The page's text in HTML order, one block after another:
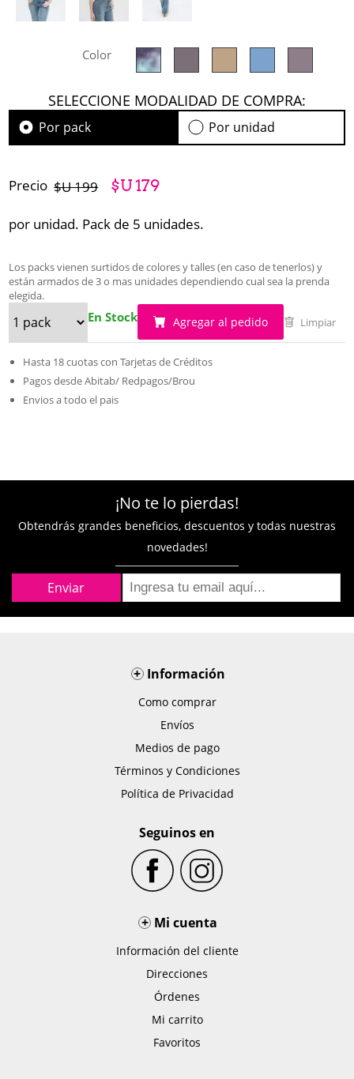
Color
SELECCIONE MODALIDAD DE COMPRA:
Por pack Por unidad
Precio $U 199 $U 179
por unidad. Pack de 5 unidades.
Los packs vienen surtidos de colores y talles (en caso de tenerlos) y
están armados de 3 o mas unidades dependiendo cual sea la prenda
elegida.
En Stock Agregar al pedido Limpiar
Hasta 18 cuotas con Tarjetas de Créditos
Pagos desde Abitab/ Redpagos/Brou
Envios a todo el pais
¡No te lo pierdas!
Obtendrás grandes beneficios, descuentos y todas nuestras
novedades!
+Información
Como comprar
Envíos
Medios de pago
Términos y Condiciones
Política de Privacidad
Seguinos en
+ Mi cuenta
Información del cliente
Direcciones
Órdenes
Mi carrito
Favoritos